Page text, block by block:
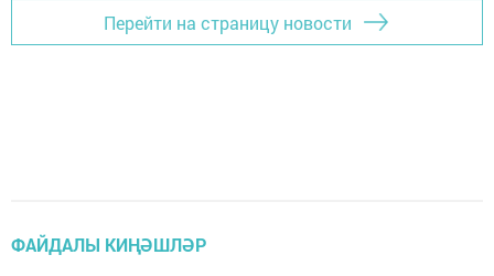
Перейти на страницу новости
ФАЙДАЛЫ КИҢӘШЛӘР